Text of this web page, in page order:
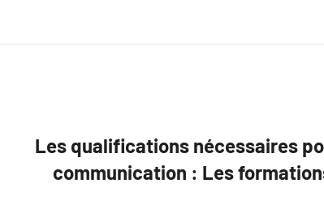
Les qualifications nécessaires
communication : Les